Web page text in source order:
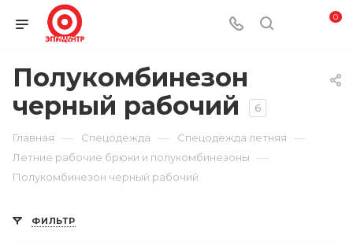
0
Полукомбинезон
черный рабочий
6
Главная — Спецодежда — Спецодежда летняя —
Летние рабочие брюки и полукомбинезоны —
Полукомбинезон черный рабочий
ФИЛЬТР